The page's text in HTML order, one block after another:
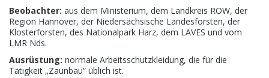
Beobachter: aus dem Ministerium, dem Landkreis ROW, der
Region Hannover, der Niedersächsische Landesforsten, der
Klosterforsten, des Nationalpark Harz, dem LAVES und vom
LMR Nds.
Ausrüstung: normale Arbeitsschutzkleidung, die für die
Tätigkeit „Zaunbau“ üblich ist.